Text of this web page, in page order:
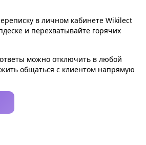
в личном кабинете Wikilect
и перехватывайте горячих
можно отключить в любой
общаться с клиентом напрямую